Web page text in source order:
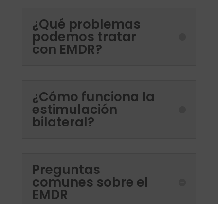
¿Qué problemas
podemos tratar
con EMDR?
¿Cómo funciona la
estimulación
bilateral?
Preguntas
comunes sobre el
EMDR